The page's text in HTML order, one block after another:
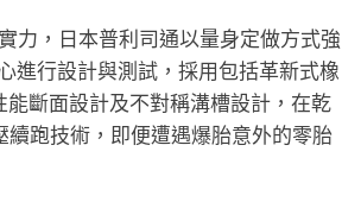
力，日本普利司通以量身定做方式強
進行設計與測試，採用包括革新式橡
能斷面設計及不對稱溝槽設計，在乾
續跑技術，即便遭遇爆胎意外的零胎